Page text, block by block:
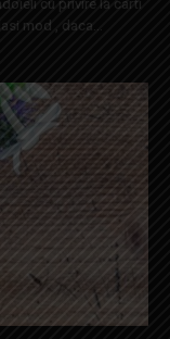
mod , daca...